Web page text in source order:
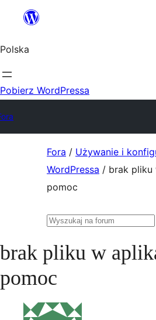
Przejdź
treści
Polska
Pobierz WordPressa
Fora / Używanie i
WordPressa / brak pliku
pomoc
Szukaj:
brak pliku w
pomoc